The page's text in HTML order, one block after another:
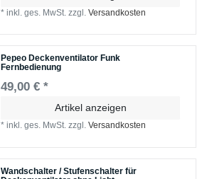
*inkl. ges. MwSt. zzgl.Versandkosten
Pepeo Deckenventilator Funk
Fernbedienung
49,00 € *
Artikel anzeigen
*inkl. ges. MwSt. zzgl.Versandkosten
Wandschalter / Stufenschalter für